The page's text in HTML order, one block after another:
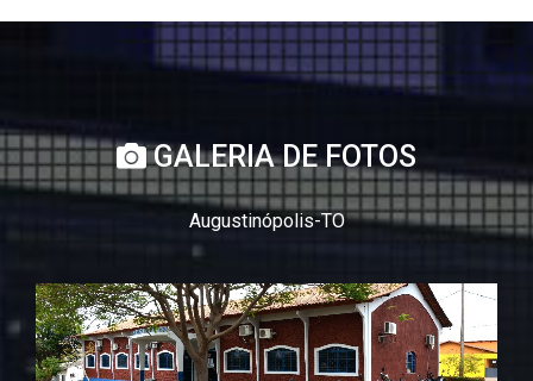
GALERIA DE FOTOS
Augustinópolis-TO